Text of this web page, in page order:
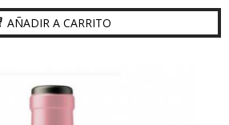
AÑADIR A CARRITO